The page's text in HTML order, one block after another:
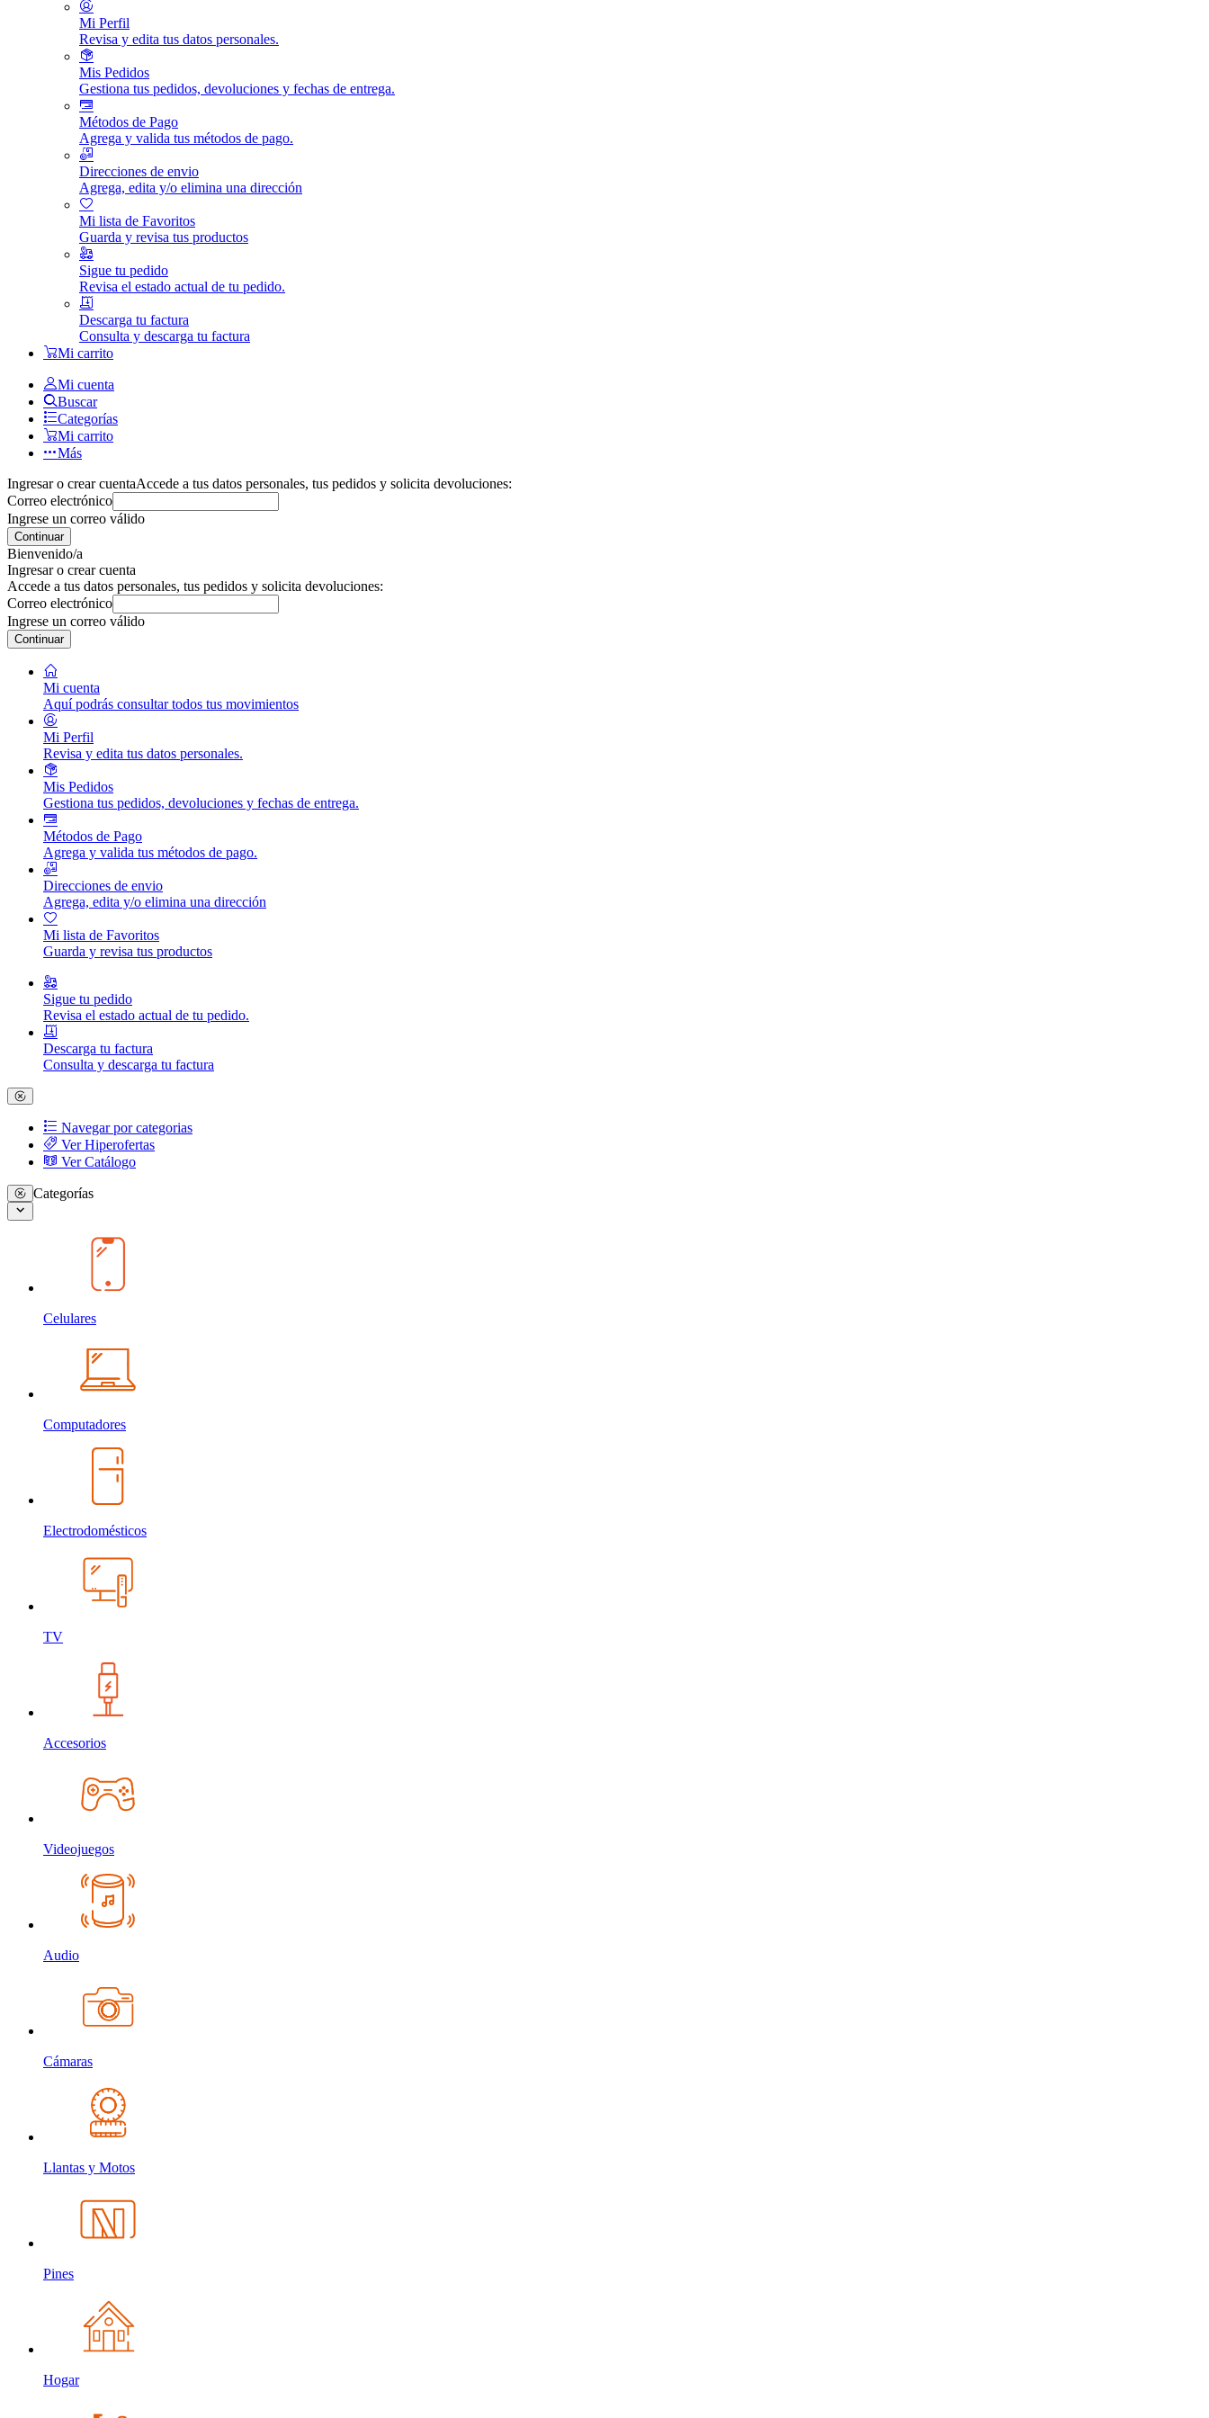
Mi Perfil
Revisa y edita tus datos personales.
Mis Pedidos
Gestiona tus pedidos, devoluciones y fechas de entrega.
Métodos de Pago
Agrega y valida tus métodos de pago.
Direcciones de envio
Agrega, edita y/o elimina una dirección
Mi lista de Favoritos
Guarda y revisa tus productos
Sigue tu pedido
Revisa el estado actual de tu pedido.
Descarga tu factura
Consulta y descarga tu factura
Mi carrito
Mi cuenta
Buscar
Categorías
Mi carrito
Más
Ingresar o crear cuentaAccede a tus datos personales, tus pedidos y solicita devoluciones:
Correo electrónico
Ingrese un correo válido
Continuar
Bienvenido/a
Ingresar o crear cuenta
Accede a tus datos personales, tus pedidos y solicita devoluciones:
Correo electrónico
Ingrese un correo válido
Continuar
Mi cuenta
Aquí podrás consultar todos tus movimientos
Mi Perfil
Revisa y edita tus datos personales.
Mis Pedidos
Gestiona tus pedidos, devoluciones y fechas de entrega.
Métodos de Pago
Agrega y valida tus métodos de pago.
Direcciones de envio
Agrega, edita y/o elimina una dirección
Mi lista de Favoritos
Guarda y revisa tus productos
Sigue tu pedido
Revisa el estado actual de tu pedido.
Descarga tu factura
Consulta y descarga tu factura
Navegar por categorias
Ver Hiperofertas
Ver Catálogo
Categorías
Celulares
Computadores
Electrodomésticos
TV
Accesorios
Videojuegos
Audio
Cámaras
Llantas y Motos
Pines
Hogar